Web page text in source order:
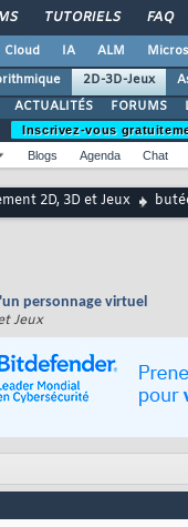
TUTORIELS FAQ
Cloud IA ALM
2D-3D-Jeux
ACTUALITÉS
FORUMS
Inscrivez-vous
Blogs Agenda Chat
2D, 3D et Jeux
personnage virtuel
Jeux